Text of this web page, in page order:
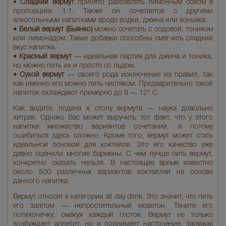
•Сладкий вермутпринято разбавлять лимонным соком в
пропорциях 1:1. Также он сочетается с другими
алкогольными напитками вроде водки, джина или коньяка.
• Белый вермут (Бьянко)можно сочетать с содовой, тоником
или лимонадом. Такие добавки способны смягчить сладкий
вкус напитка.
• Красный вермут— идеальная партия для джина и тоника,
но можно пить их и просто со льдом.
• Сухой вермут— своего рода исключение из правил, так
как именно его можно пить чистяком. Предварительно такой
напиток охлаждают примерно до 8 — 12° С.
Как видите, подача к столу вермута — наука довольно
хитрая. Однако Вас может выручить тот факт, что у этого
напитка множество вариантов сочетаний, а потому
ошибиться здесь сложно. Кроме того, вермут может стать
идеальной основой для коктейля. Это его качество уже
давно оценили многие бармены. С чем лучше пить вермут,
конкретно сказать нельзя. В настоящее время известно
около 500 различных вариантов коктейлей на основе
данного напитка.
Вермут относят к категории all day drink. Это значит, что пить
его залпом — непростительный моветон. Тяните его
потихонечку, смакуя каждый глоток. Вермут не только
возбуждает аппетит, но и поднимает настроение, заряжая